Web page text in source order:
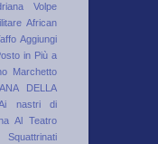
Volpe
African
Aggiungi
in Più a
Marchetto
DELLA
nastri di
Al Teatro